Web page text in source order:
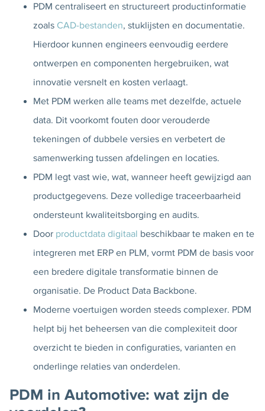
PDM centraliseert en structureert productinformatie
zoals CAD-bestanden, stuklijsten en documentatie.
Hierdoor kunnen engineers eenvoudig eerdere
ontwerpen en componenten hergebruiken, wat
innovatie versnelt en kosten verlaagt.
Met PDM werken alle teams met dezelfde, actuele
data. Dit voorkomt fouten door verouderde
tekeningen of dubbele versies en verbetert de
samenwerking tussen afdelingen en locaties.
PDM legt vast wie, wat, wanneer heeft gewijzigd aan
productgegevens. Deze volledige traceerbaarheid
ondersteunt kwaliteitsborging en audits.
Door productdata digitaal beschikbaar te maken en te
integreren met ERP en PLM, vormt PDM de basis voor
een bredere digitale transformatie binnen de
organisatie. De Product Data Backbone.
Moderne voertuigen worden steeds complexer. PDM
helpt bij het beheersen van die complexiteit door
overzicht te bieden in configuraties, varianten en
onderlinge relaties van onderdelen.
PDM in Automotive: wat zijn de